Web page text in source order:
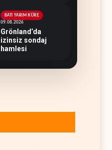
BATI YARIM KÜRE
09.08.2026
Grönland’da
izinsiz sondaj
hamlesi